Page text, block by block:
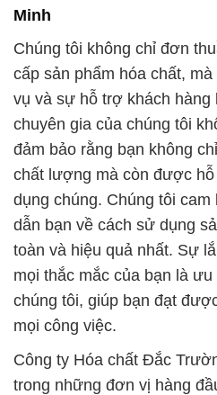
Minh
Chúng tôi không chỉ đơn
cấp sản phẩm hóa chất,
vụ và sự hỗ trợ khách hàng
chuyên gia của chúng tôi
đảm bảo rằng bạn không
chất lượng mà còn được
dụng chúng. Chúng tôi
dẫn bạn về cách sử dụng
toàn và hiệu quả nhất. Sự
mọi thắc mắc của bạn là
chúng tôi, giúp bạn đạt
mọi công việc.
Công ty Hóa chất Đắc
trong những đơn vị hàng